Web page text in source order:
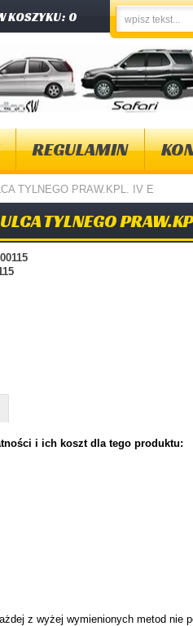
KOSZYKU: 0
REGULAMIN
TYLNEGO PRAW.KPL. IV E
TYLNEGO
i ich koszt dla tego produktu:
z wyżej wymienionych metod nie